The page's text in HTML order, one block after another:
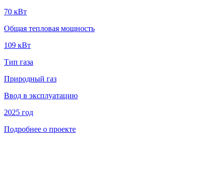
70 кВт
Общая тепловая мощность
109 кВт
Тип газа
Природный газ
Ввод в эксплуатацию
2025 год
Подробнее о проекте